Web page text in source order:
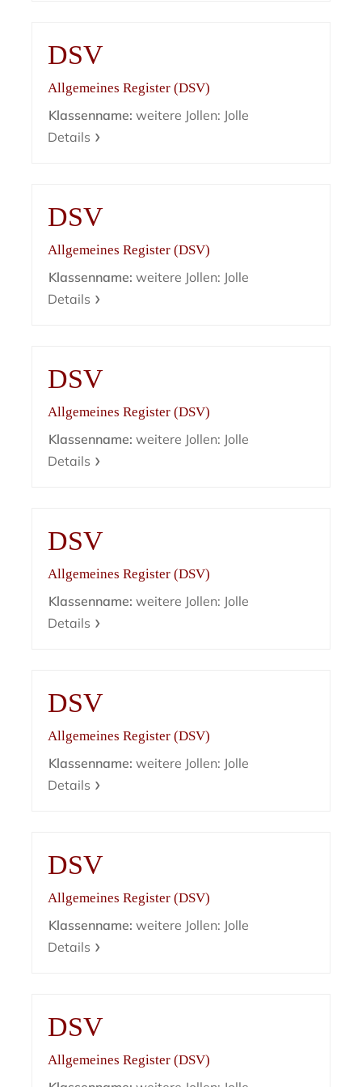
DSV
Allgemeines Register (DSV)
Klassenname: weitere Jollen: Jolle
Details
DSV
Allgemeines Register (DSV)
Klassenname: weitere Jollen: Jolle
Details
DSV
Allgemeines Register (DSV)
Klassenname: weitere Jollen: Jolle
Details
DSV
Allgemeines Register (DSV)
Klassenname: weitere Jollen: Jolle
Details
DSV
Allgemeines Register (DSV)
Klassenname: weitere Jollen: Jolle
Details
DSV
Allgemeines Register (DSV)
Klassenname: weitere Jollen: Jolle
Details
DSV
Allgemeines Register (DSV)